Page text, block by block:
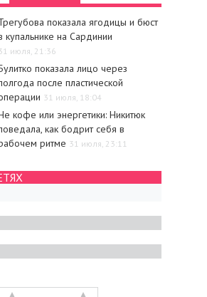
показала ягодицы и бюст
купальнике на Сардинии
июля, 21:36
показала лицо через
после пластической
31 июля, 18:04
кофе или энергетики: Никитюк
как бодрит себя в
ритме 31 июля, 23:11